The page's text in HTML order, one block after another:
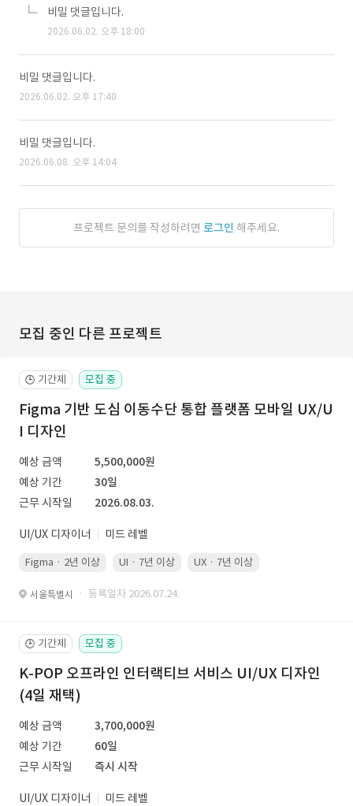
비밀 댓글입니다.
2026.06.02. 오후 18:00
비밀 댓글입니다.
2026.06.02. 오후 17:40
비밀 댓글입니다.
2026.06.08. 오후 14:04
프로젝트 문의를 작성하려면 로그인 해주세요.
모집 중인 다른 프로젝트
🕒 기간제 모집 중
Figma 기반 도심 이동수단 통합 플랫폼 모바일 UX/U
I 디자인
예상 금액
5,500,000원
예상 기간
30일
근무 시작일
2026.08.03.
UI/UX 디자이너 미드 레벨
Figma · 2년 이상 UI · 7년 이상 UX · 7년 이상
서울특별시 · 등록일자 2026.07.24.
🕒 기간제 모집 중
K-POP 오프라인 인터랙티브 서비스 UI/UX 디자인
(4일 재택)
예상 금액
3,700,000원
예상 기간
60일
근무 시작일
즉시 시작
UI/UX 디자이너 미드 레벨